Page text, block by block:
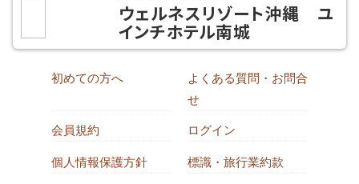
ウェルネスリゾート沖縄 ユ
インチホテル南城
初めての方へ
よくある質問・お問合
せ
会員規約 ログイン
個人情報保護方針 標識・旅行業約款